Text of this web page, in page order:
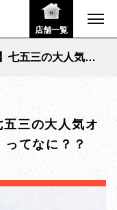
店舗一覧
七五三の大人気オ
三の大人気オ
てなに？？